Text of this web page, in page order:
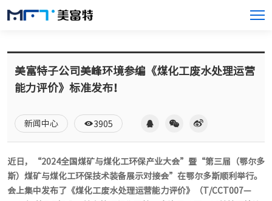
美富特子公司美峰环境参编《煤化工废水处理运营
能力评价》标准发布！
新闻中心 3905
近日，“2024全国煤矿与煤化工环保产业大会”暨“第三届（鄂尔多
斯）煤矿与煤化工环保技术装备展示对接会”在鄂尔多斯顺利举行。
会上集中发布了《煤化工废水处理运营能力评价》（T/CCT007—